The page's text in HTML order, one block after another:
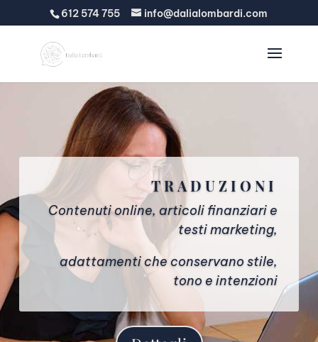
612 574 755 info@dalialombardi.com
TRADUZIONI
Contenuti online, articoli finanziari e
testi marketing,
adattamenti che conservano stile,
tono e intenzioni